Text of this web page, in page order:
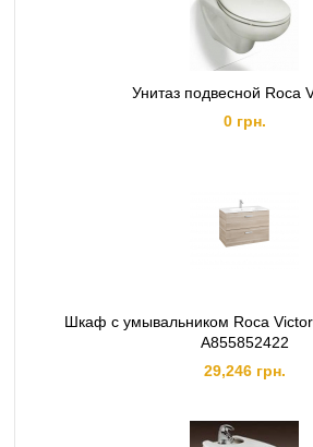
Унитаз подвесной Roca
0 грн.
Шкаф с умывальником Roca
A855852422
29,246 грн.